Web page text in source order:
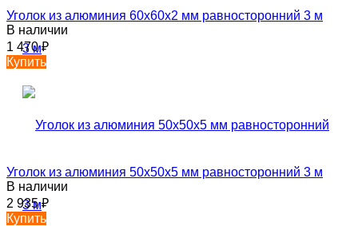
Уголок из алюминия 60х60х2 мм равносторонний 3 м
В наличии
1 470₽
Купить
Уголок из алюминия 50х50х5 мм равносторонний 3 м
В наличии
2 935₽
Купить